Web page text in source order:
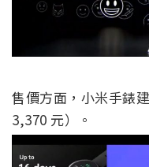
售價方面，小米手錶
3,370 元）。